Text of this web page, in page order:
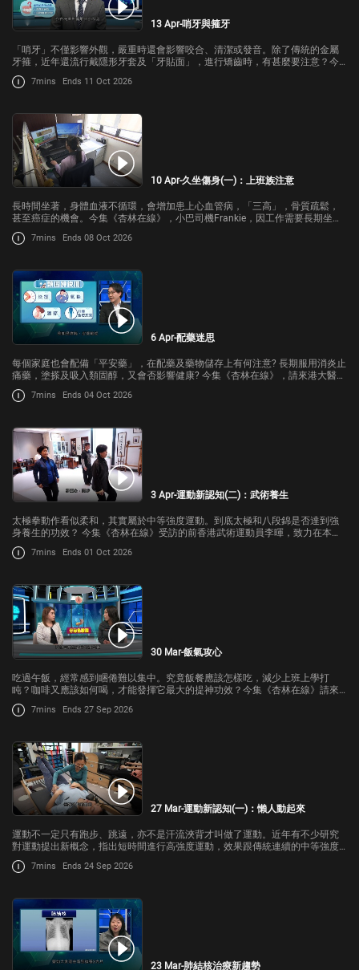
13 Apr-哨牙與箍牙
「哨牙」不僅影響外觀，嚴重時還會影響咬合、清潔或發音。除了傳統的金屬
牙箍，近年還流行戴隱形牙套及「牙貼面」，進行矯齒時，有甚麼要注意？今
集《杏林在線》，請來香港大學牙醫學院矯齒學高級臨床講師何綽軒跟我們講
解。 7mins Ends 11 Oct 2026
10 Apr-久坐傷身(一)：上班族注意
長時間坐著，身體血液不循環，會增加患上心血管病，「三高」，骨質疏鬆，
甚至癌症的機會。今集《杏林在線》，小巴司機Frankie，因工作需要長期坐
下，導致腰腿僵硬，亦越來越肥胖。
7mins Ends 08 Oct 2026
6 Apr-配藥迷思
每個家庭也會配備「平安藥」，在配藥及藥物儲存上有何注意? 長期服用消炎止
痛藥，塗搽及吸入類固醇，又會否影響健康? 今集《杏林在線》，請來港大醫學
院藥理及藥劑學系講師梁碩鳴跟我們講解。
7mins Ends 04 Oct 2026
3 Apr-運動新認知(二)：武術養生
太極拳動作看似柔和，其實屬於中等強度運動。到底太極和八段錦是否達到強
身養生的功效？ 今集《杏林在線》受訪的前香港武術運動員李暉，致力在本港
推廣太極普及化，她會分享對太極的獨特見解。
7mins Ends 01 Oct 2026
30 Mar-飯氣攻心
吃過午飯，經常感到睏倦難以集中。究竟飯餐應該怎樣吃，減少上班上學打
盹？咖啡又應該如何喝，才能發揮它最大的提神功效？今集《杏林在線》請來
基督教聯合那打素社康服務註冊營養師梁可誼，跟我們講解。
7mins Ends 27 Sep 2026
27 Mar-運動新認知(一)：懶人動起來
運動不一定只有跑步、跳遠，亦不是汗流浹背才叫做了運動。近年有不少研究
對運動提出新概念，指出短時間進行高強度運動，效果跟傳統連續的中等強度
運動相若。
7mins Ends 24 Sep 2026
23 Mar-肺結核治療新趨勢